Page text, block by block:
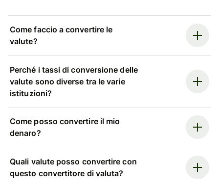
Come faccio a convertire le
valute?
Perché i tassi di conversione delle
valute sono diverse tra le varie
istituzioni?
Come posso convertire il mio
denaro?
Quali valute posso convertire con
questo convertitore di valuta?